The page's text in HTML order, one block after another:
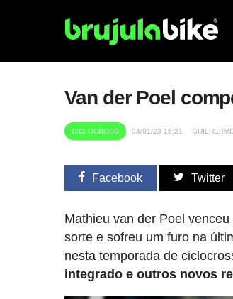
Van der Poel
CICLOCROSS 04/01/23 16:21 GUILHERME
Facebook Twitter
Mathieu van der Poel
sorte e sofreu um furo na
nesta temporada de
integrado e outros novos